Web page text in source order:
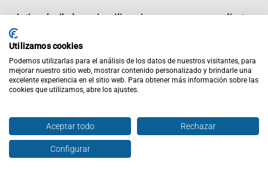
Activo alquilado con inquilino e ingresos en curso mediante
un arrendamiento de larga duración que incluye vivienda,
plaza de garaje y trastero.
Se comercializa este piso situado en Valdeluz, Yebes,
actualmente arrendado junto con sus elementos
complementarios. La incorporación del garaje y el trastero en
el mismo alquiler aporta funcionalidad al conjunto y permite
Construido en 2008 y en buen estado de conservación,
inmueble se encuentra en planta baja y dispone de
dormitorios y un baño
Enviar oferta
Utilizamos cookies
Podemos utilizarlas para el análisis de los datos de nuestros visitantes, para
mejorar nuestro sitio web, mostrar contenido personalizado y brindarle una
excelente experiencia en el sitio web. Para obtener más información sobre las
cookies que utilizamos, abre los ajustes.
Aceptar todo Rechazar
Configurar